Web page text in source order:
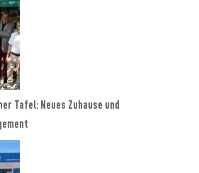
Tafel: Neues Zuhause und